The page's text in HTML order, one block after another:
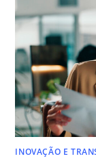
INOVAÇÃO E